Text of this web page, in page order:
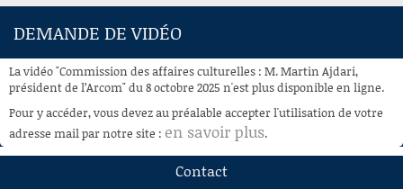
ACCUEIL
À LA DEMANDE
RECHERCHE
AIDE À LA DÉCOUPE
DEMANDE DE VIDÉO
La vidéo "Commission des affaires culturelles : M. Martin Ajdari,
président de l’Arcom" du 8 octobre 2025 n'est plus disponible en ligne.
Pour y accéder, vous devez au préalable accepter l'utilisation de votre
adresse mail par notre site : en savoir plus.
Contact